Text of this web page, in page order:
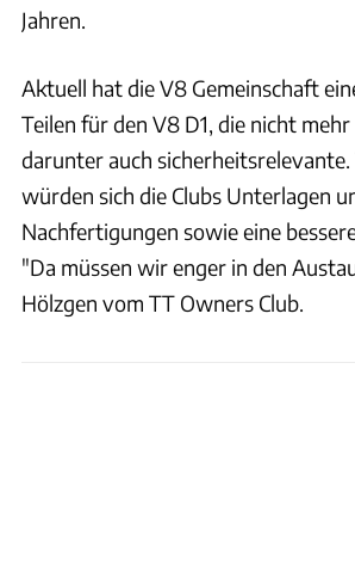
Jahren.
Aktuell hat die V8 Gemeinschaft
Teilen für den V8 D1, die nicht
darunter auch sicherheitsrelevante.
würden sich die Clubs Unterlagen
Nachfertigungen sowie eine
"Da müssen wir enger in den
Hölzgen vom TT Owners Club.